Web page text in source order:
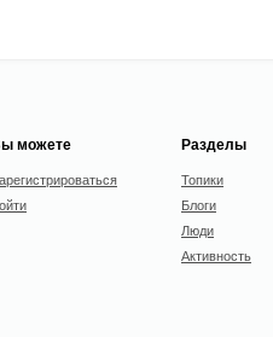
можете Разделы
Топики
Блоги
Люди
Активность